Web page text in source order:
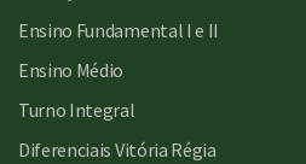
Ensino Fundamental I e II
Ensino Médio
Turno Integral
Diferenciais Vitória Régia